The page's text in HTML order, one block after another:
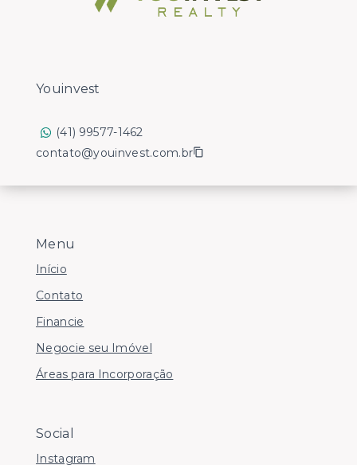
Menu
Início
Contato
Financie
Negocie seu Imóvel
Áreas para Incorporação
Social
Instagram
Youinvest
(41) 99577-1462
contato@youinvest.com.br